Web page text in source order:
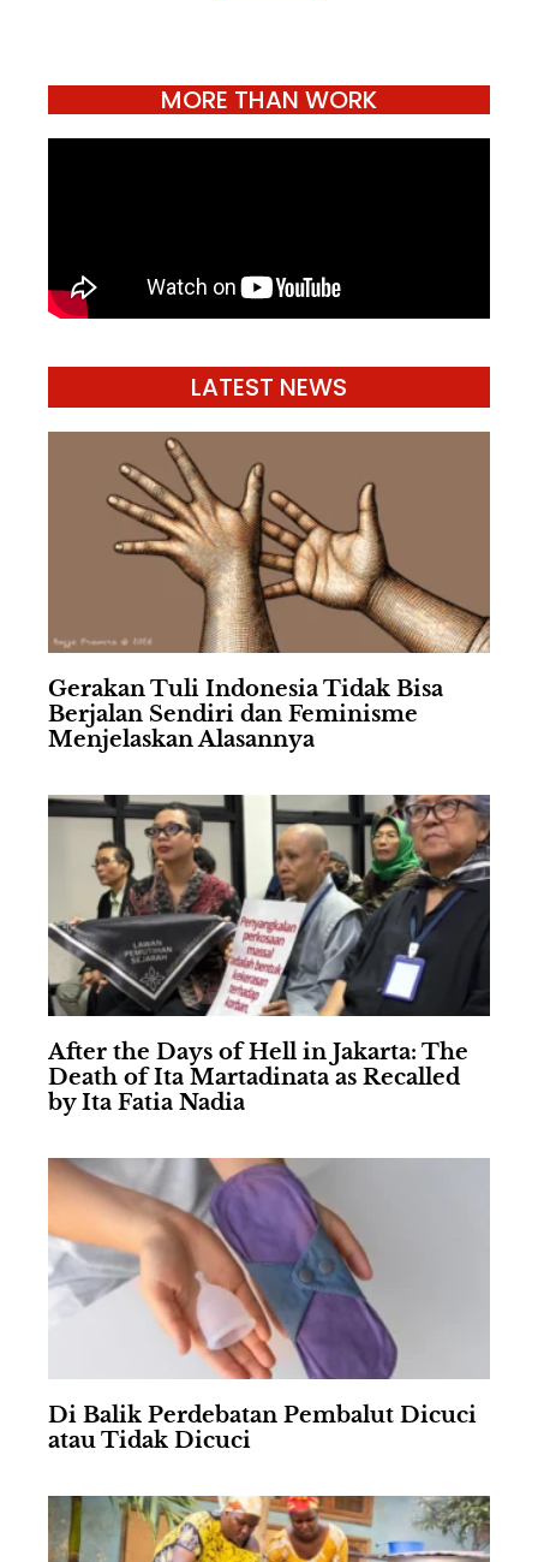
MORE THAN WORK
LATEST NEWS
Gerakan Tuli Indonesia Tidak Bisa
Berjalan Sendiri dan Feminisme
Menjelaskan Alasannya
After the Days of Hell in Jakarta: The
Death of Ita Martadinata as Recalled
by Ita Fatia Nadia
Di Balik Perdebatan Pembalut Dicuci
atau Tidak Dicuci